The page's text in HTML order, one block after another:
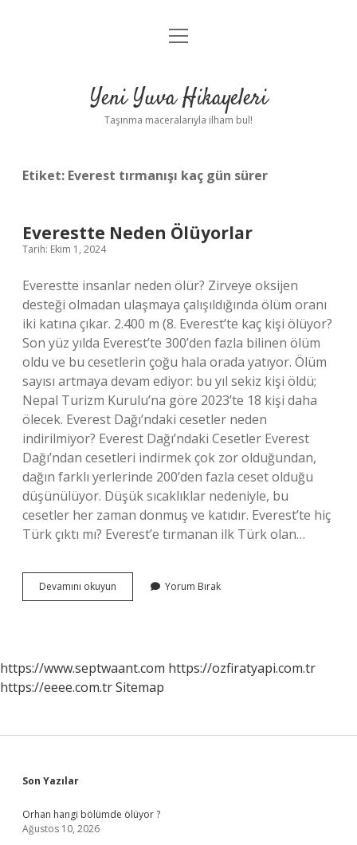
Anasayfa
Yasal Uyarı
menüyü
Yeni Yuva Hikayeleri
Taşınma maceralarıyla ilham bul!
Etiket: Everest tırmanışı kaç gün sürer
Everestte Neden Ölüyorlar
Tarih: Ekim 1, 2024
Everestte insanlar neden ölür? Zirveye oksijen
desteği olmadan ulaşmaya çalışıldığında ölüm oranı
iki katına çıkar. 2.400 m (8. Everest’te kaç kişi ölüyor?
Son yüz yılda Everest’te 300’den fazla bilinen ölüm
oldu ve bu cesetlerin çoğu hala orada yatıyor. Ölüm
sayısı artmaya devam ediyor: bu yıl sekiz kişi öldü;
Nepal Turizm Kurulu’na göre 2023’te 18 kişi daha
ölecek. Everest Dağı’ndaki cesetler neden
indirilmiyor? Everest Dağı’ndaki Cesetler Everest
Dağı’ndan cesetleri indirmek çok zor olduğundan,
dağın farklı yerlerinde 200’den fazla ceset olduğu
düşünülüyor. Düşük sıcaklıklar nedeniyle, bu
cesetler her zaman donmuş ve katıdır. Everest’te hiç
Türk çıktı mı? Everest’e tırmanan ilk Türk olan…
Devamını okuyun Everestte
Neden
Yorum Bırak
https://www.septwaant.com https://ozfiratyapi.com.tr
https://eeee.com.trSitemap
Sidebar
Son Yazılar
Orhan hangi bölümde ölüyor ?
Ağustos 10, 2026